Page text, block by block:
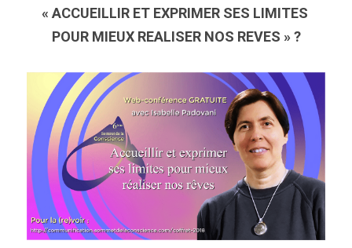
« ACCUEILLIR ET EXPRIMER SES LIMITES
POUR MIEUX REALISER NOS REVES » ?